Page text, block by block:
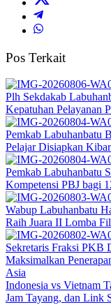
Pos Terkait
Plh Sekdakab
Kepatuhan Pelayanan
Pemkab Labuhanbatu
Pelajar Disiapkan
Pemkab Labuhanbatu
Kompetensi PBJ bagi
Wabup Labuhanbatu
Raih Juara II Lomba
Sekretaris Fraksi PKB
Maksimalkan
Asia
Indonesia vs Vietnam
Jam Tayang, dan Link